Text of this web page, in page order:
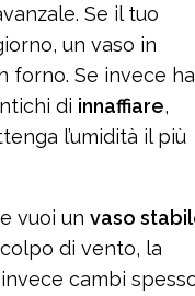
Se il tuo
un vaso in
forno. Se invece
di innaffiare,
l’umidità il più
vuoi un vaso
di vento, la
cambi